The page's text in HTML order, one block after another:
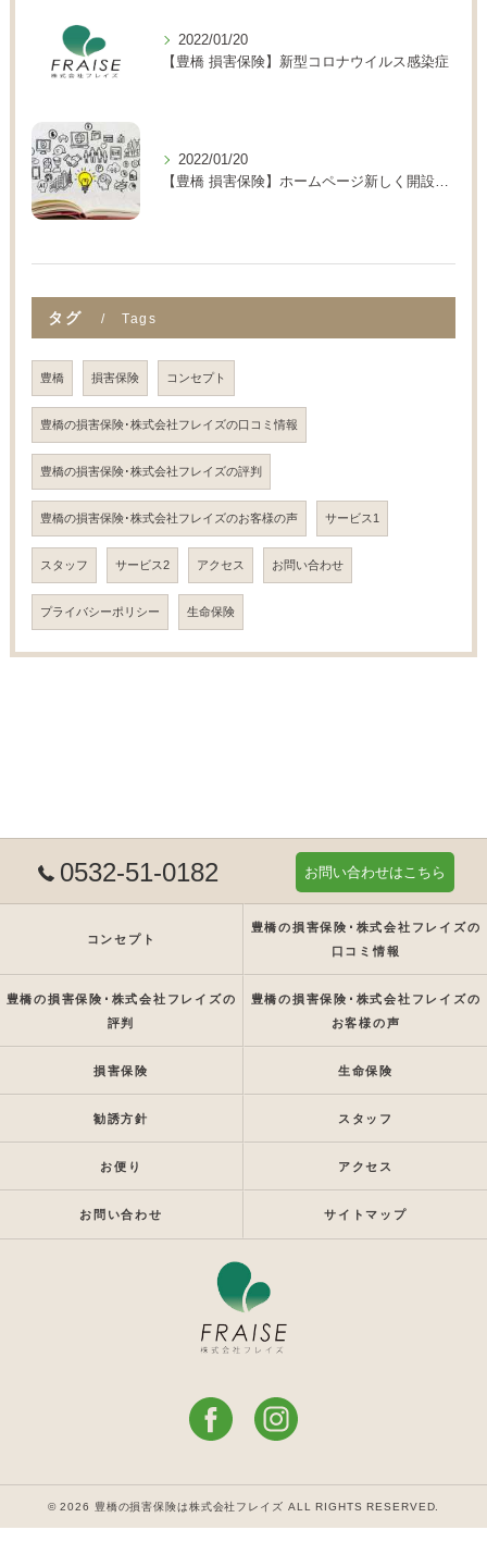
2022/01/20
【豊橋 損害保険】新型コロナウイルス感染症
2022/01/20
【豊橋 損害保険】ホームページ新しく開設しました。
タグ Tags
豊橋 損害保険 コンセプト
豊橋の損害保険･株式会社フレイズの口コミ情報
豊橋の損害保険･株式会社フレイズの評判
豊橋の損害保険･株式会社フレイズのお客様の声 サービス1
スタッフ サービス2 アクセス お問い合わせ
プライバシーポリシー 生命保険
0532-51-0182 お問い合わせはこちら
コンセプト
豊橋の損害保険･株式会社フレイズの
口コミ情報
豊橋の損害保険･株式会社フレイズの
評判
豊橋の損害保険･株式会社フレイズの
お客様の声
損害保険 生命保険
勧誘方針 スタッフ
お便り アクセス
お問い合わせ サイトマップ
© 2026 豊橋の損害保険は株式会社フレイズ ALL RIGHTS RESERVED.